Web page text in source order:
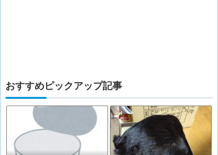
おすすめピックアップ記事